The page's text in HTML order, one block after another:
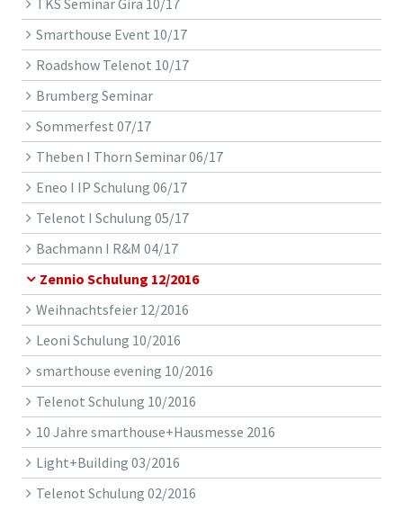
TKS Seminar Gira 10/17
Smarthouse Event 10/17
Roadshow Telenot 10/17
Brumberg Seminar
Sommerfest 07/17
Theben I Thorn Seminar 06/17
Eneo I IP Schulung 06/17
Telenot I Schulung 05/17
Bachmann I R&M 04/17
Zennio Schulung 12/2016
Weihnachtsfeier 12/2016
Leoni Schulung 10/2016
smarthouse evening 10/2016
Telenot Schulung 10/2016
10 Jahre smarthouse+Hausmesse 2016
Light+Building 03/2016
Telenot Schulung 02/2016